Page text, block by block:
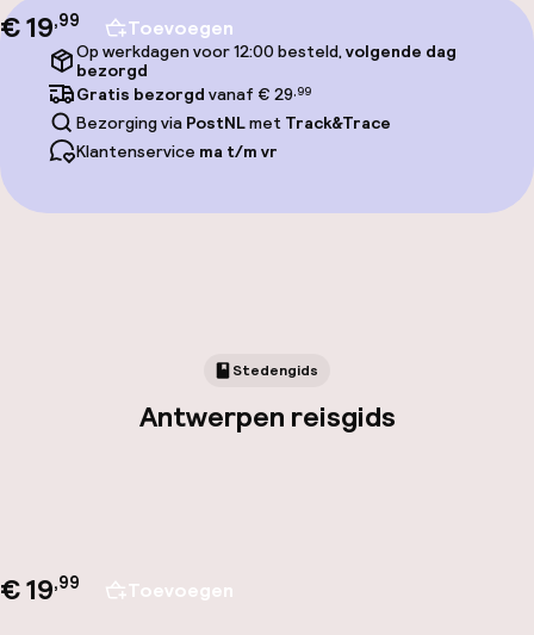
€ 19,99 Toevoegen
Op werkdagen voor 12:00 besteld,volgende dag
bezorgd
Gratis bezorgd vanaf € 29,99
Bezorging via PostNLmet Track&Trace
Klantenservice ma t/m vr
Stedengids
Antwerpen reisgids
€ 19,99 Toevoegen